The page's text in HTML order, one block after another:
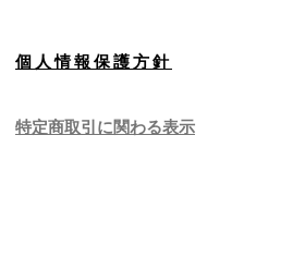
個人情報保護方針
特定商取引に関わる表示